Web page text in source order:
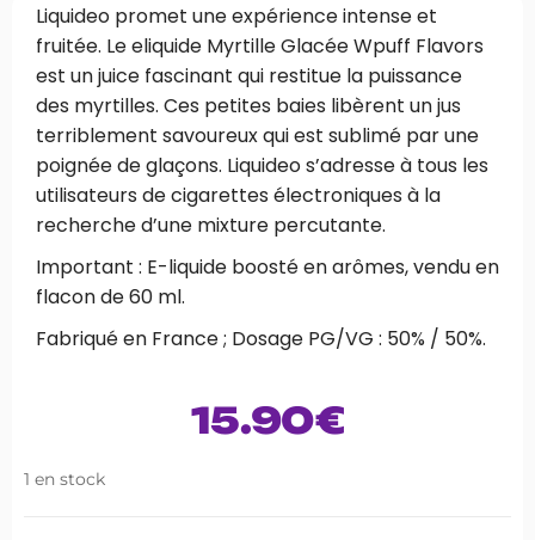
Liquideo promet une expérience intense et
fruitée. Le eliquide Myrtille Glacée Wpuff Flavors
est un juice fascinant qui restitue la puissance
des myrtilles. Ces petites baies libèrent un jus
terriblement savoureux qui est sublimé par une
poignée de glaçons. Liquideo s’adresse à tous les
utilisateurs de cigarettes électroniques à la
recherche d’une mixture percutante.
Important : E-liquide boosté en arômes, vendu en
flacon de 60 ml.
Fabriqué en France ; Dosage PG/VG : 50% / 50%.
15.90€
1 en stock